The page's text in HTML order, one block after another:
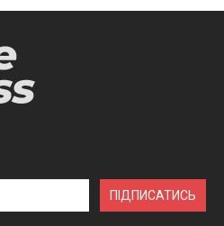
ПІДПИСАТИСЬ